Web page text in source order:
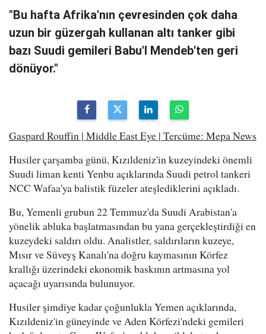
"Bu hafta Afrika'nın çevresinden çok daha
uzun bir güzergah kullanan altı tanker gibi
bazı Suudi gemileri Babu'l Mendeb'ten geri
dönüyor."
Gaspard Rouffin | Middle East Eye | Tercüme: Mepa News
Husiler çarşamba günü, Kızıldeniz'in kuzeyindeki önemli
Suudi liman kenti Yenbu açıklarında Suudi petrol tankeri
NCC Wafaa'ya balistik füzeler ateşlediklerini açıkladı.
Bu, Yemenli grubun 22 Temmuz'da Suudi Arabistan'a
yönelik abluka başlatmasından bu yana gerçekleştirdiği en
kuzeydeki saldırı oldu. Analistler, saldırıların kuzeye,
Mısır ve Süveyş Kanalı'na doğru kaymasının Körfez
krallığı üzerindeki ekonomik baskının artmasına yol
açacağı uyarısında bulunuyor.
Husiler şimdiye kadar çoğunlukla Yemen açıklarında,
Kızıldeniz'in güneyinde ve Aden Körfezi'ndeki gemileri